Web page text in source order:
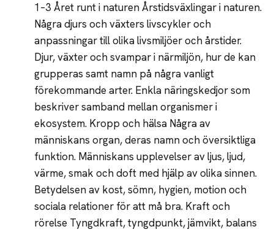
1–3 Året runt i naturen Årstidsväxlingar i naturen.
Några djurs och växters livscykler och
anpassningar till olika livsmiljöer och årstider.
Djur, växter och svampar i närmiljön, hur de kan
grupperas samt namn på några vanligt
förekommande arter. Enkla näringskedjor som
beskriver samband mellan organismer i
ekosystem. Kropp och hälsa Några av
människans organ, deras namn och översiktliga
funktion. Människans upplevelser av ljus, ljud,
värme, smak och doft med hjälp av olika sinnen.
Betydelsen av kost, sömn, hygien, motion och
sociala relationer för att må bra. Kraft och
rörelse Tyngdkraft, tyngdpunkt, jämvikt, balans